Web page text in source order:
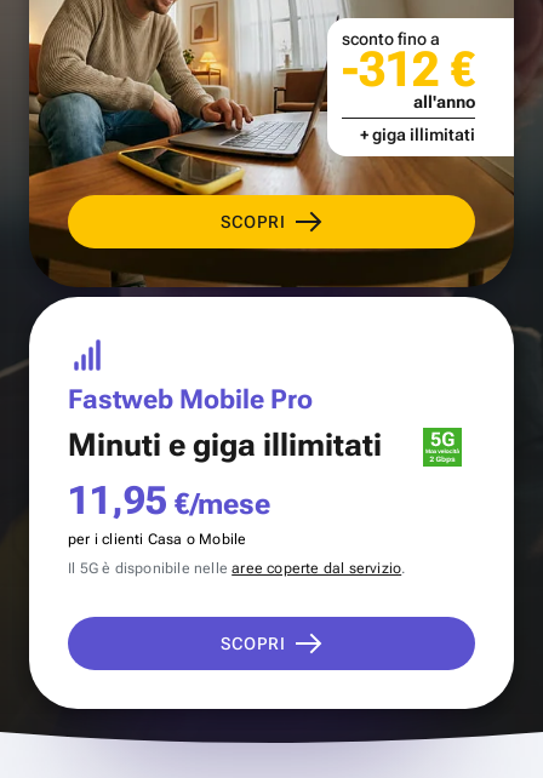
SCOPRI
sconto fino a
-312 €
all'anno
+ giga illimitati
Fastweb Mobile Pro
Minuti e giga illimitati
11,95 €/mese
per i clienti Casa o Mobile
Il 5G è disponibile nellearee coperte dal servizio.
SCOPRI